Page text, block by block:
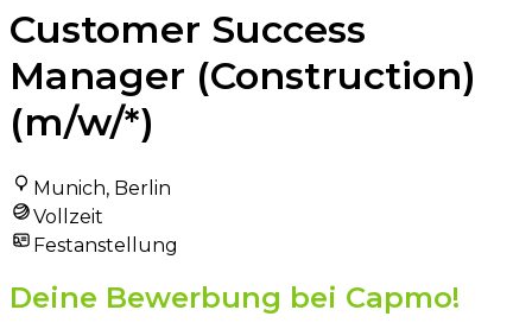
Customer Success
Manager (Construction)
(m/w/*)
Munich, Berlin
Vollzeit
Festanstellung
Deine Bewerbung bei Capmo!